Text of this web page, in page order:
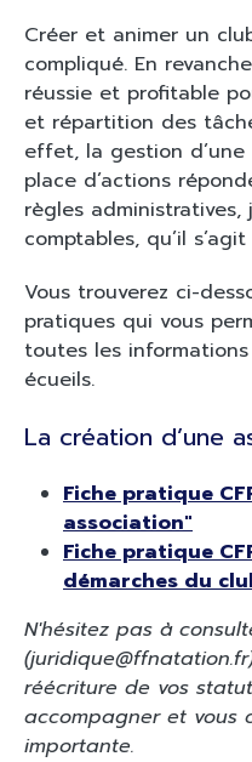
Créer et animer un
compliqué. En
réussie et profitable
et répartition des
effet, la gestion
place d’actions
règles administratives,
comptables, qu’il
Vous trouverez ci-
pratiques qui vous
toutes les
écueils.
La création d’une
Fiche pratique
association"
Fiche pratique
démarches du
N'hésitez pas à
(juridique@ffnatation.fr
réécriture de vos
accompagner et vous
importante.